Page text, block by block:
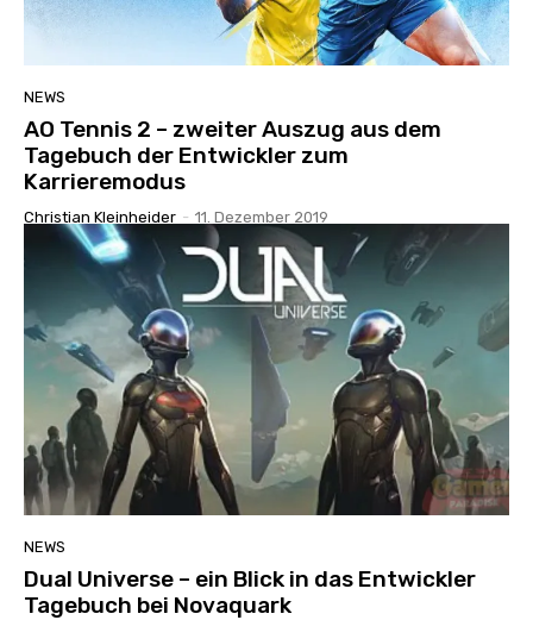
NEWS
AO Tennis 2 – zweiter Auszug aus dem
Tagebuch der Entwickler zum
Karrieremodus
Christian Kleinheider - 11. Dezember 2019
NEWS
Dual Universe – ein Blick in das Entwickler
Tagebuch bei Novaquark